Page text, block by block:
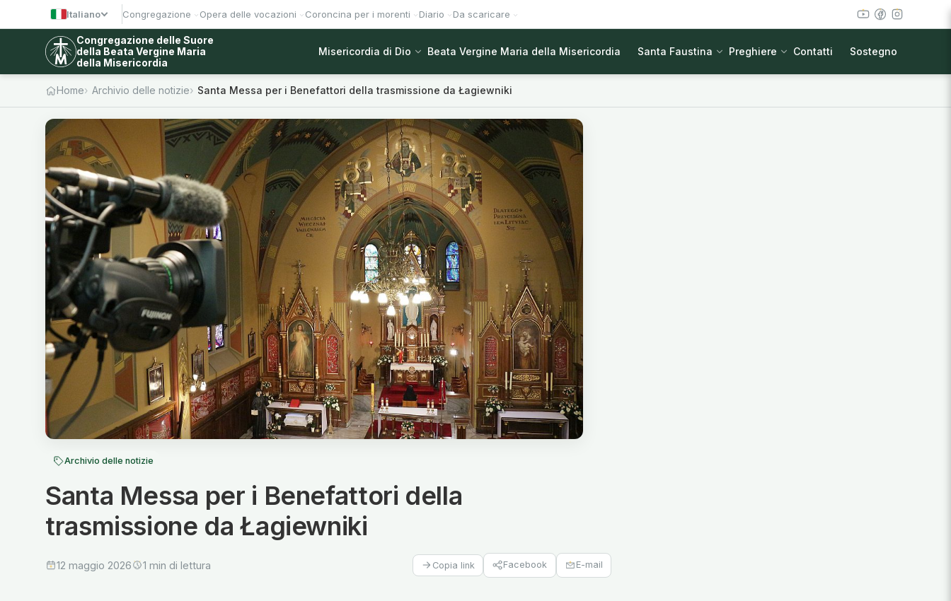
Italiano Congregazione Opera delle vocazioni Coroncina per i morenti Diario Da scaricare
Congregazione delle Suore
della Beata Vergine Maria
della Misericordia
Misericordia di Dio Beata Vergine Maria della Misericordia Santa Faustina Preghiere Contatti Sostegno
Home Archivio delle notizie Santa Messa per i Benefattori della trasmissione da Łagiewniki
Archivio delle notizie
Santa Messa per i Benefattori della
trasmissione da Łagiewniki
12 maggio 2026 1 min di lettura Copia link Facebook E-mail